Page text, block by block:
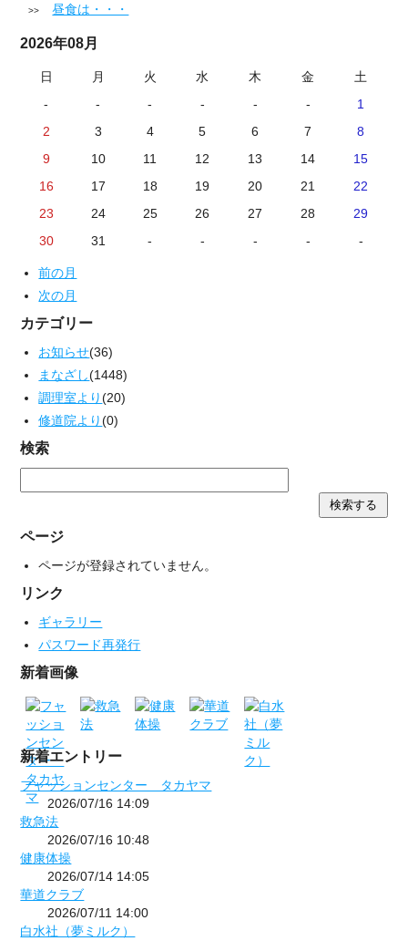
昼食は・・・
2026年08月
日 月 火 水 木 金
土
-
- - - - -
1
2
3 4 5 6 7
8
9
10 11 12 13 14
15
16
17 18 19 20 21
22
23
24 25 26 27 28
29
30
31 - - - - -
前の月
次の月
カテゴリー
お知らせ(36)
まなざし(1448)
調理室より(20)
修道院より(0)
検索
ページ
ページが登録されていません。
リンク
ギャラリー
パスワード再発行
新着画像
新着エントリー
フャッションセンター タカヤマ
2026/07/16 14:09
救急法
2026/07/16 10:48
健康体操
2026/07/14 14:05
華道クラブ
2026/07/11 14:00
白水社（夢ミルク）